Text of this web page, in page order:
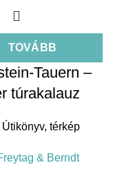
TOVÁBB
Tauern –
túrakalauz
Útikönyv, térkép
& Berndt